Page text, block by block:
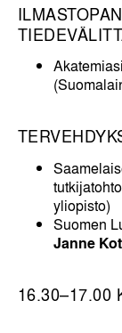
yliopisto)
Suomen
Janne
16.30–17.00